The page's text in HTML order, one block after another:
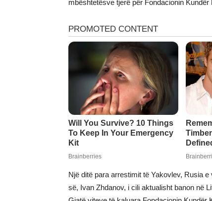
mbështetësve tjerë për Fondacionin
Një ditë para arrestimit të Yakovlev, Rusia
së, Ivan Zhdanov, i cili aktualisht banon në